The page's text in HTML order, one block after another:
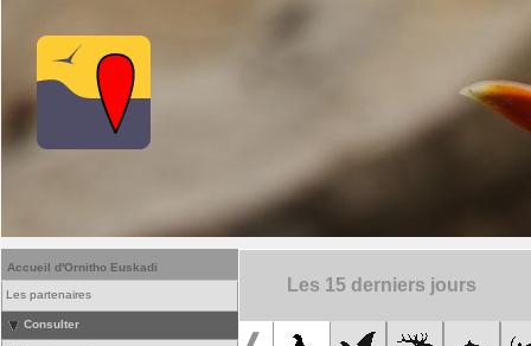
Accueil d'Ornitho Euskadi
Les partenaires
Consulter
Les 15 derniers jours